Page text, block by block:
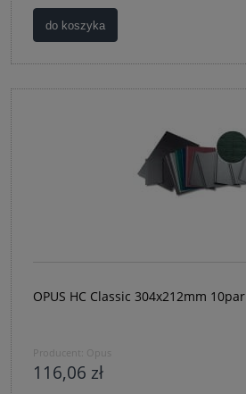
do koszyka
OPUS HC Classic 304x212mm 10par
Producent: Opus
116,06 zł